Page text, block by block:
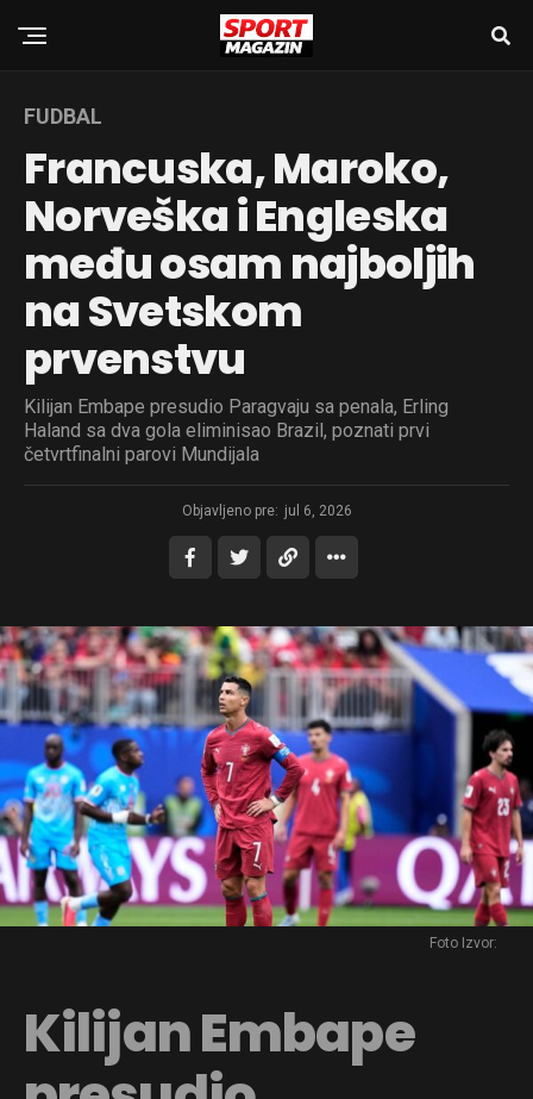
FUDBAL
Francuska, Maroko,
Norveška i Engleska
među osam najboljih
na Svetskom
prvenstvu
Kilijan Embape presudio Paragvaju sa penala, Erling
Haland sa dva gola eliminisao Brazil, poznati prvi
četvrtfinalni parovi Mundijala
Objavljeno pre: jul 6, 2026
Foto Izvor:
Kilijan Embape